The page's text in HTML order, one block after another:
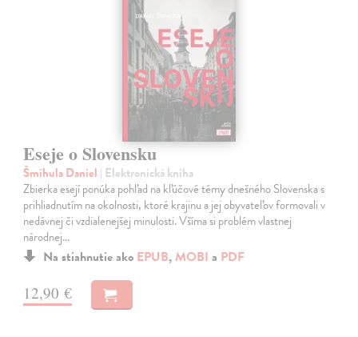
Eseje o Slovensku
Šmihula Daniel | Elektronická kniha
Zbierka esejí ponúka pohľad na kľúčové témy dnešného Slovenska s
prihliadnutím na okolnosti, ktoré krajinu a jej obyvateľov formovali v
nedávnej či vzdialenejšej minulosti. Všíma si problém vlastnej
národnej…
Na stiahnutie ako EPUB, MOBI a PDF
12,90 €